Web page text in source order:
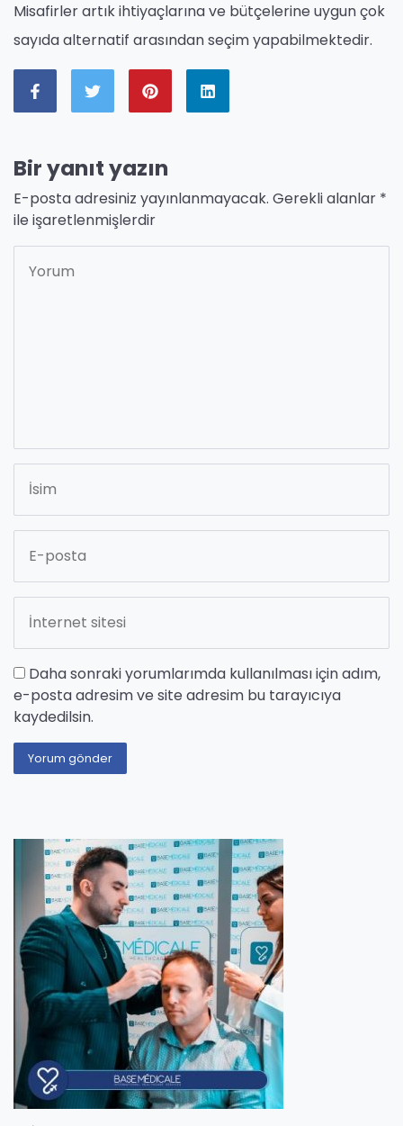
Misafirler artık ihtiyaçlarına ve bütçelerine uygun çok
sayıda alternatif arasından seçim yapabilmektedir.
Bir yanıt yazın
E-posta adresiniz yayınlanmayacak. Gerekli alanlar *
ile işaretlenmişlerdir
Daha sonraki yorumlarımda kullanılması için adım,
e-posta adresim ve site adresim bu tarayıcıya
kaydedilsin.